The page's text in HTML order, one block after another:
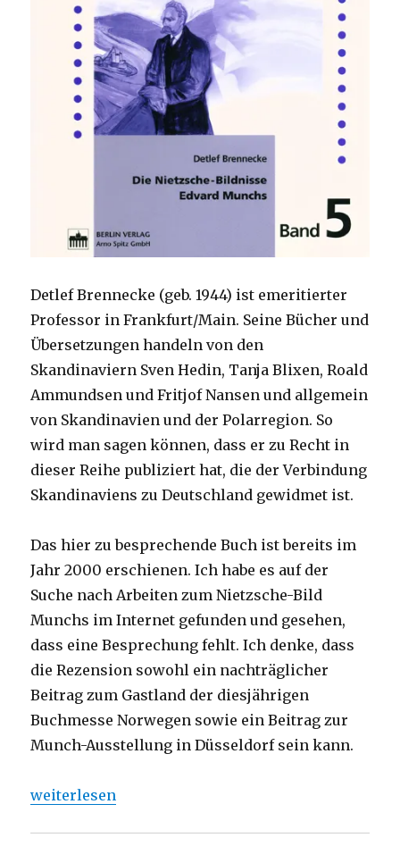
Detlef Brennecke (geb. 1944) ist emeritierter
Professor in Frankfurt/Main. Seine Bücher und
Übersetzungen handeln von den
Skandinaviern Sven Hedin, Tanja Blixen, Roald
Ammundsen und Fritjof Nansen und allgemein
von Skandinavien und der Polarregion. So
wird man sagen können, dass er zu Recht in
dieser Reihe publiziert hat, die der Verbindung
Skandinaviens zu Deutschland gewidmet ist.
Das hier zu besprechende Buch ist bereits im
Jahr 2000 erschienen. Ich habe es auf der
Suche nach Arbeiten zum Nietzsche-Bild
Munchs im Internet gefunden und gesehen,
dass eine Besprechung fehlt. Ich denke, dass
die Rezension sowohl ein nachträglicher
Beitrag zum Gastland der diesjährigen
Buchmesse Norwegen sowie ein Beitrag zur
Munch-Ausstellung in Düsseldorf sein kann.
„Edvard Munchs Nietzsche, Rezension von
weiterlesen